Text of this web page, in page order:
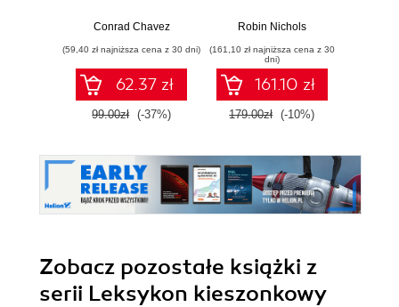
Conrad Chavez
(59,40 zł najniższa cena z 30 dni)
62.37 zł
99.00zł (-37%)
images using
Elements 2024 -
Sixth Edition
Robin Nichols
(161,10 zł najniższa cena z 30
dni)
161.10 zł
179.00zł (-10%)
Zobacz pozostałe książki z
serii Leksykon kieszonkowy